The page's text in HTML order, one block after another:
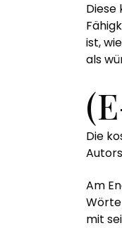
Diese
ist,
als
Die
Am
mit